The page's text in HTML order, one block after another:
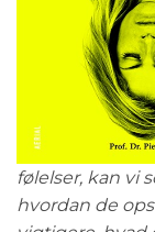
følelser, kan vi
hvordan de